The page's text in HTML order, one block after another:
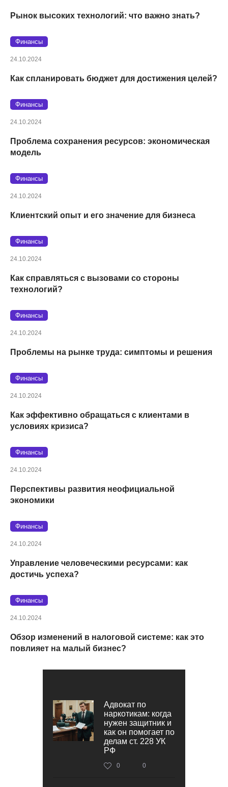
Рынок высоких технологий: что важно знать?
Финансы
24.10.2024
Как спланировать бюджет для достижения целей?
Финансы
24.10.2024
Проблема сохранения ресурсов: экономическая
модель
Финансы
24.10.2024
Клиентский опыт и его значение для бизнеса
Финансы
24.10.2024
Как справляться с вызовами со стороны
технологий?
Финансы
24.10.2024
Проблемы на рынке труда: симптомы и решения
Финансы
24.10.2024
Как эффективно обращаться с клиентами в
условиях кризиса?
Финансы
24.10.2024
Перспективы развития неофициальной
экономики
Финансы
24.10.2024
Управление человеческими ресурсами: как
достичь успеха?
Финансы
24.10.2024
Обзор изменений в налоговой системе: как это
повлияет на малый бизнес?
Адвокат по
наркотикам: когда
нужен защитник и
как он помогает по
делам ст. 228 УК
РФ
0 0